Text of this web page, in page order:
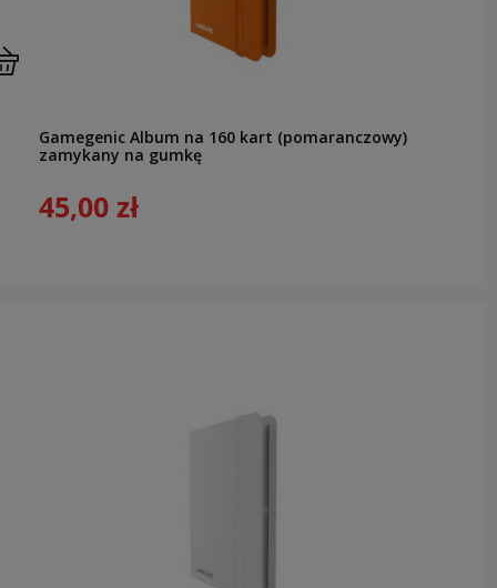
Gamegenic Album na 160 kart (pomaranczowy)
zamykany na gumkę
45,00 zł